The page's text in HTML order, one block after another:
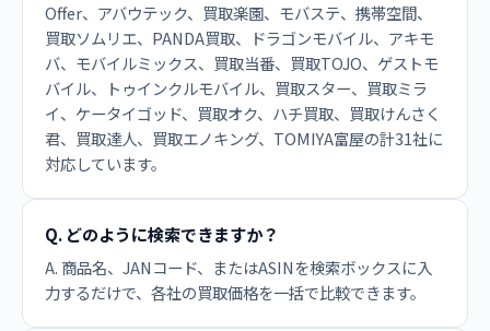
Offer、アバウテック、買取楽園、モバステ、携帯空間、
買取ソムリエ、PANDA買取、ドラゴンモバイル、アキモ
バ、モバイルミックス、買取当番、買取TOJO、ゲストモ
バイル、トゥインクルモバイル、買取スター、買取ミラ
イ、ケータイゴッド、買取オク、ハチ買取、買取けんさく
君、買取達人、買取エノキング、TOMIYA富屋の計31社に
対応しています。
Q. どのように検索できますか？
A. 商品名、JANコード、またはASINを検索ボックスに入
力するだけで、各社の買取価格を一括で比較できます。